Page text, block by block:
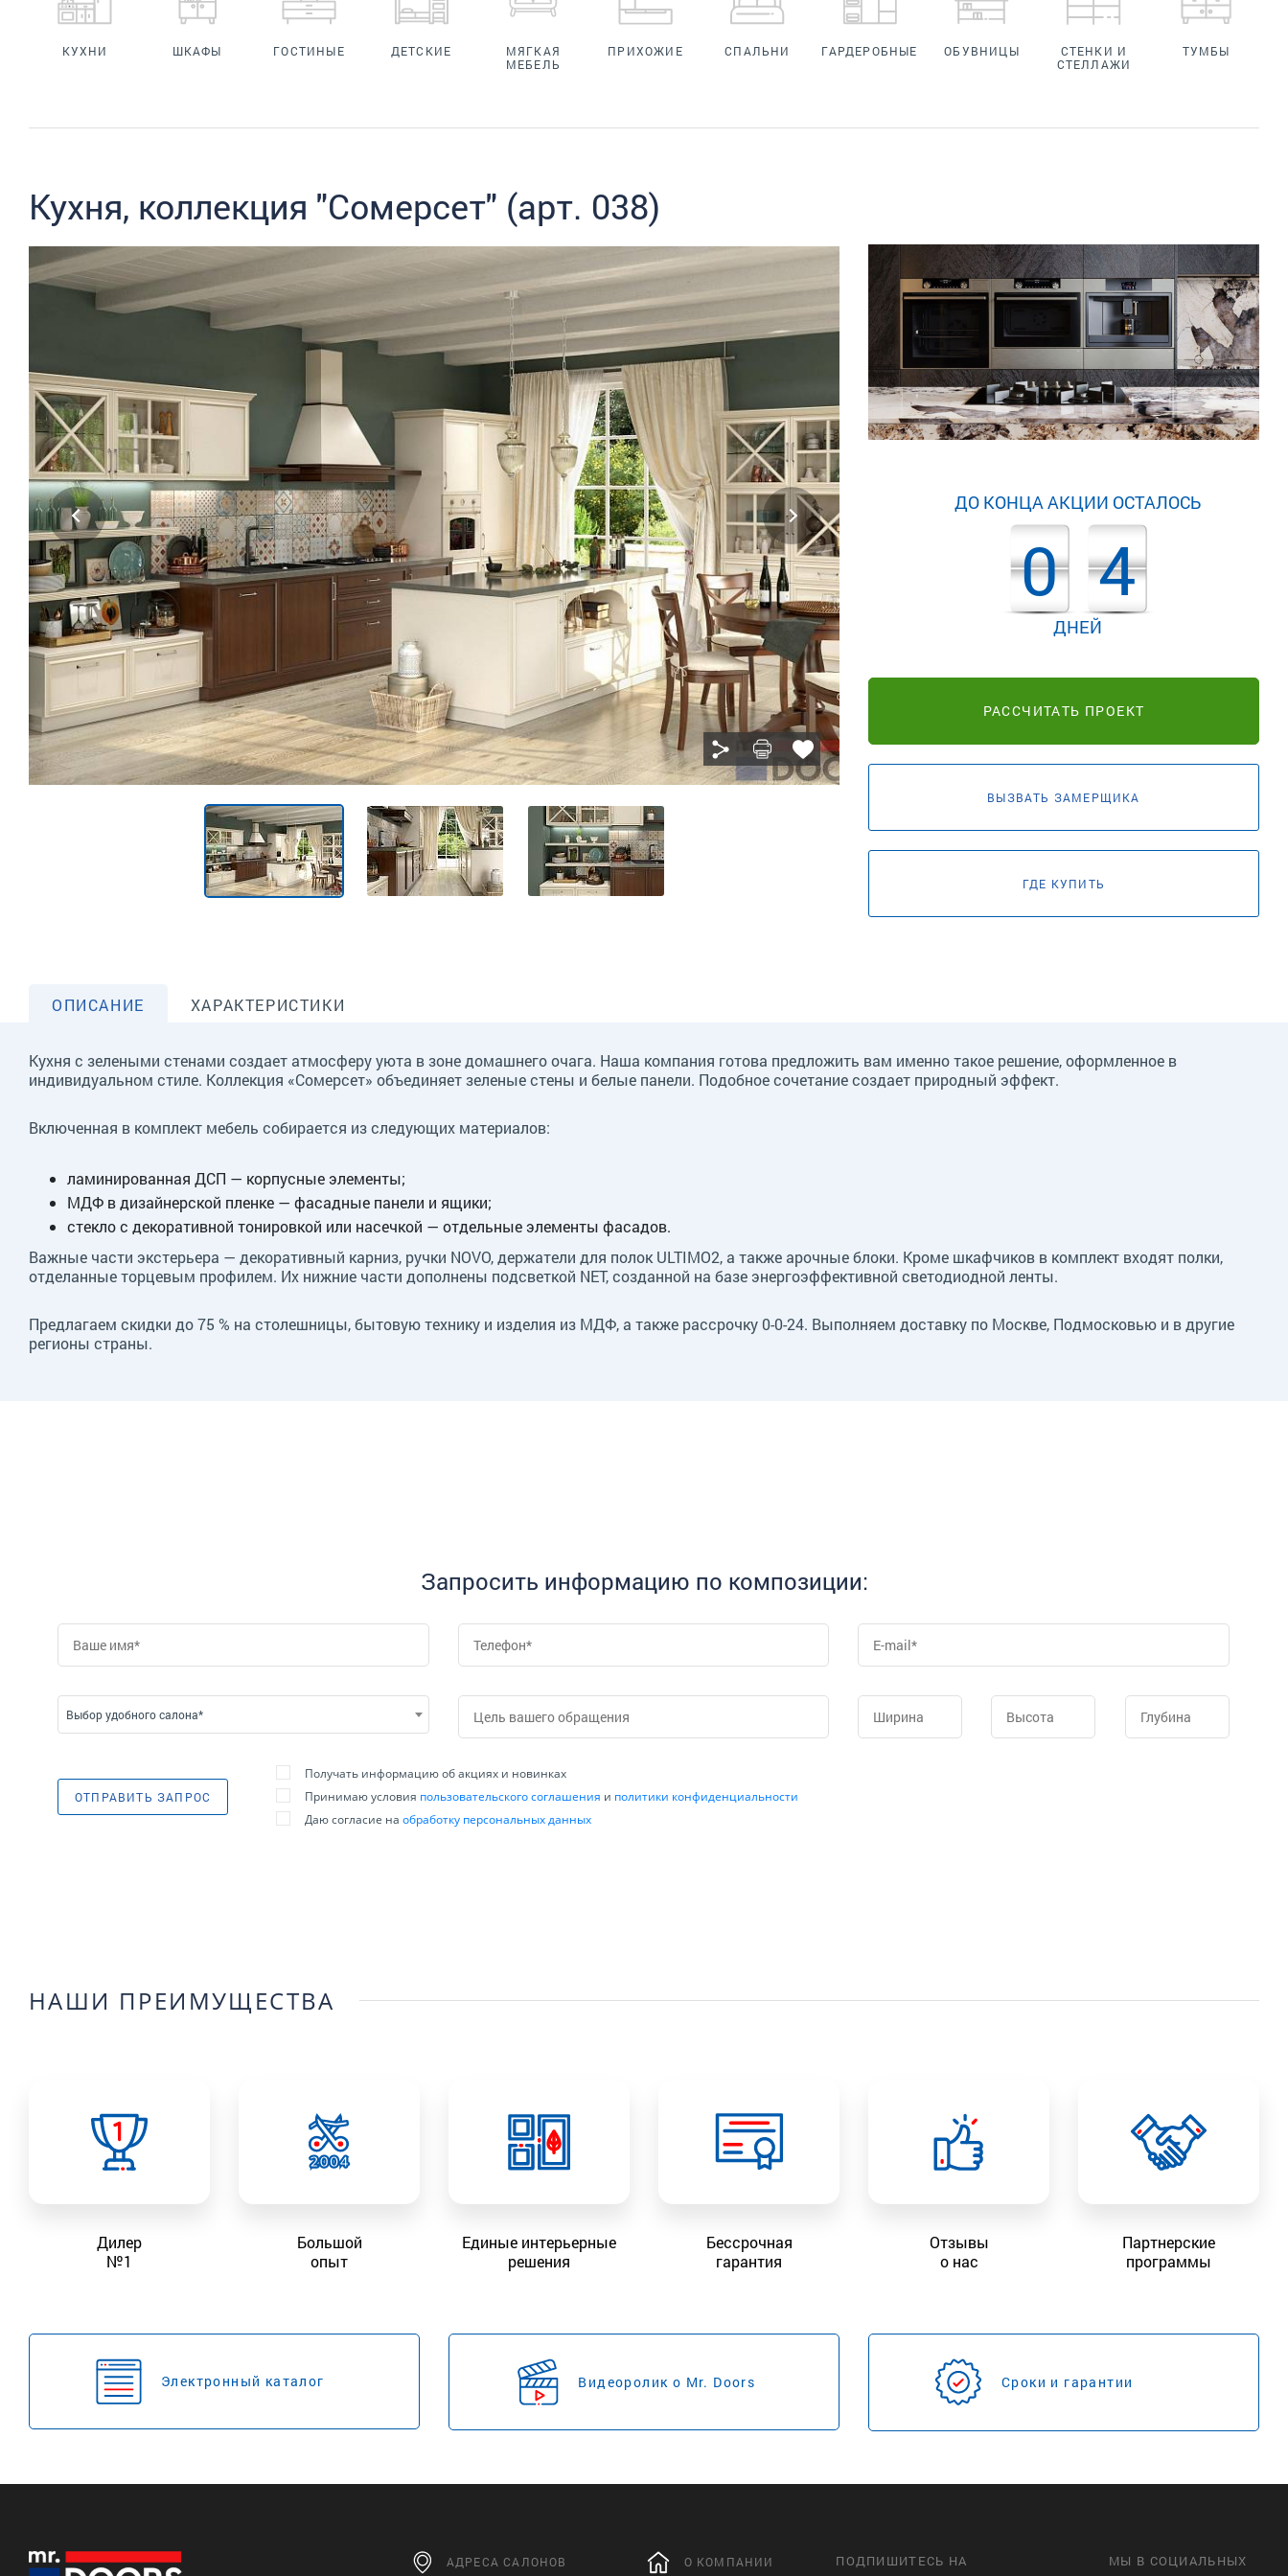
КУХНИ ШКАФЫ ГОСТИНЫЕ ДЕТСКИЕ
МЯГКАЯ
МЕБЕЛЬ
ПРИХОЖИЕ СПАЛЬНИ ГАРДЕРОБНЫЕ ОБУВНИЦЫ
СТЕНКИ И
СТЕЛЛАЖИ
ТУМБЫ
Кухня, коллекция "Сомерсет" (арт. 038)
ДО КОНЦА АКЦИИ ОСТАЛОСЬ
0 4
ДНЕЙ
РАССЧИТАТЬ ПРОЕКТ
ВЫЗВАТЬ ЗАМЕРЩИКА
ГДЕ КУПИТЬ
ОПИСАНИЕ ХАРАКТЕРИСТИКИ
Кухня с зелеными стенами создает атмосферу уюта в зоне домашнего очага. Наша компания готова предложить вам именно такое решение, оформленное в
индивидуальном стиле. Коллекция «Сомерсет» объединяет зеленые стены и белые панели. Подобное сочетание создает природный эффект.
Включенная в комплект мебель собирается из следующих материалов:
ламинированная ДСП — корпусные элементы;
МДФ в дизайнерской пленке — фасадные панели и ящики;
стекло с декоративной тонировкой или насечкой — отдельные элементы фасадов.
Важные части экстерьера — декоративный карниз, ручки NOVO, держатели для полок ULTIMO2, а также арочные блоки. Кроме шкафчиков в комплект входят полки,
отделанные торцевым профилем. Их нижние части дополнены подсветкой NET, созданной на базе энергоэффективной светодиодной ленты.
Предлагаем скидки до 75 % на столешницы, бытовую технику и изделия из МДФ, а также рассрочку 0-0-24. Выполняем доставку по Москве, Подмосковью и в другие
регионы страны.
Запросить информацию по композиции:
Выбор удобного салона*
ОТПРАВИТЬ ЗАПРОС
Получать информацию об акциях и новинках
Принимаю условия пользовательского соглашения и политики конфиденциальности
Даю согласие наобработку персональных данных
НАШИ ПРЕИМУЩЕСТВА
Дилер
№1
Большой
опыт
Единые интерьерные
решения
Бессрочная
гарантия
Отзывы
о нас
Партнерские
программы
Электронный каталог Видеоролик о Mr. Doors Сроки и гарантии
АДРЕСА САЛОНОВ О КОМПАНИИ
ПОДПИШИТЕСЬ НА
МЫ В СОЦИАЛЬНЫХ